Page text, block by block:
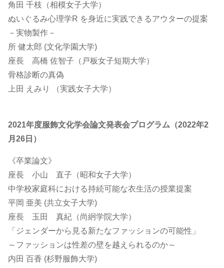
角田 千枝（相模女子大学）
ぬいぐるみ心理学R を身近に実践できるアウターの提案
－実物製作－
所 健太郎 (文化学園大学)
座長 高橋 佐智子（戸板女子短期大学）
骨格診断の真偽
上田 えみり （実践女子大学）
2021年度服飾文化学会論文発表会プログラム（2022年2
月26日）
《卒業論文》
座長 小山 直子（昭和女子大学）
中学校家庭科における持続可能な衣生活の授業提案
平岡 亜美 (共立女子大学)
座長 玉田 真紀（尚絅学院大学）
「ジェンダーから見る新たなファッションの可能性」
～ファッションは性差の壁を越えられるのか～
内田 百香 (杉野服飾大学)